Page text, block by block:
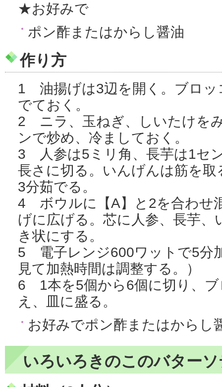
★お好みで
ポン酢またはからし醤油
作り方
1 油揚げは3辺を開く。ブロッ
でておく。
2 ニラ、玉ねぎ、しいたけを
ンで炒め、冷ましておく。
3 人参は5ミリ角、長芋は1セ
長さに切る。いんげんは筋を
3分茹でる。
4 ボウルに【A】と2を合わせ
げに広げる。芯に人参、長芋
き状にする。
5 電子レンジ600ワットで5分
見て加熱時間は調整する。）
6 1本を5個から6個に切り、ブ
え、皿に盛る。
お好みでポン酢またはからし
いろいろきのこのバター